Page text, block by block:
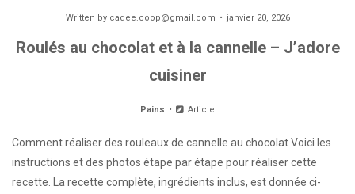
Written by cadee.coop@gmail.com janvier 20, 2026
Roulés au chocolat et à la cannelle – J’adore
cuisiner
Pains Article
Comment réaliser des rouleaux de cannelle au chocolat Voici les
instructions et des photos étape par étape pour réaliser cette
recette. La recette complète, ingrédients inclus, est donnée ci-